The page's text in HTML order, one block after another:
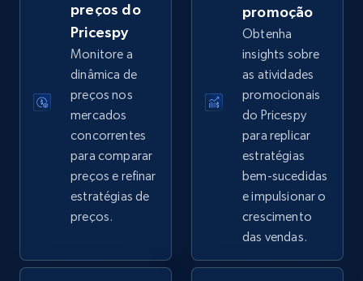
eBay - Gather data on products using
specified keywords
URL, Product id, Title, Seller name, Seller rating,
Seller reviews, Breadcrumbs, Root category, and
more.
Comece agora
eBay - Collect products from shops on eBay
URL, Product id, Title, Seller name, Seller rating,
Seller reviews, Breadcrumbs, Root category, and
preços do
Pricespy
Monitore a
dinâmica de
preços nos
mercados
concorrentes
para comparar
preços e refinar
estratégias de
preços.
promoção
Obtenha
insights sobre
as atividades
promocionais
do Pricespy
para replicar
estratégias
bem-sucedidas
e impulsionar o
crescimento
das vendas.